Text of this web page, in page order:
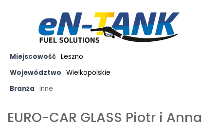
Miejscowość Leszno
Województwo Wielkopolskie
Branża Inne
EURO-CAR GLASS Piotr i Anna